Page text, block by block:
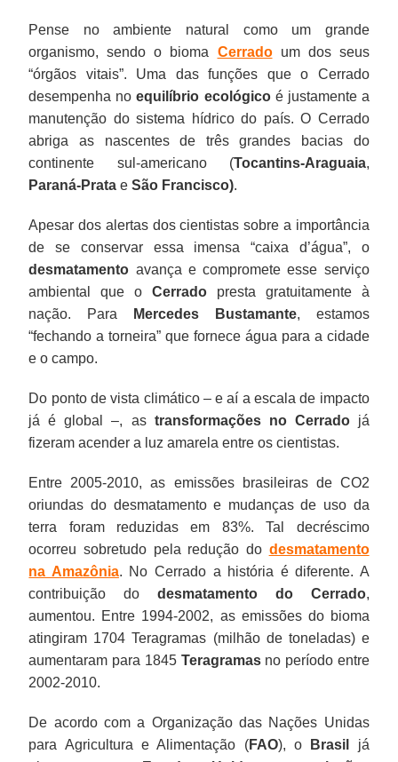
Pense no ambiente natural como um grande
organismo, sendo o bioma Cerradoum dos seus
“órgãos vitais”. Uma das funções que o Cerrado
desempenha noequilíbrio ecológicoé justamente a
manutenção do sistema hídrico do país. O Cerrado
abriga as nascentes de três grandes bacias do
continente sul-americano (Tocantins-Araguaia,
Paraná-Prata eSão Francisco).
Apesar dos alertas dos cientistas sobre a importância
de se conservar essa imensa “caixa d’água”, o
desmatamento avança e compromete esse serviço
ambiental que o Cerrado presta gratuitamente à
nação. Para
Mercedes Bustamante, estamos
“fechando a torneira” que fornece água para a cidade
e o campo.
Do ponto de vista climático – e aí a escala de impacto
já é global –, as transformações no Cerradojá
fizeram acender a luz amarela entre os cientistas.
Entre 2005-2010, as emissões brasileiras de CO2
oriundas do desmatamento e mudanças de uso da
terra foram reduzidas em 83%. Tal decréscimo
ocorreu sobretudo pela redução do desmatamento
na Amazônia. No Cerrado a história é diferente. A
contribuição do desmatamento do Cerrado,
aumentou. Entre 1994-2002, as emissões do bioma
atingiram 1704 Teragramas (milhão de toneladas) e
aumentaram para 1845 Teragramasno período entre
2002-2010.
De acordo com a Organização das Nações Unidas
para Agricultura e Alimentação (FAO), o Brasil
já